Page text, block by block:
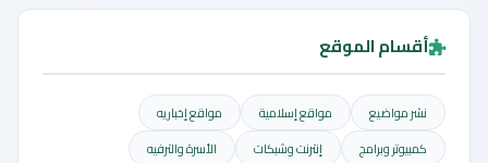
أقسام الموقع
نشر مواضيع مواقع إسلامية
مواقع إخباريه
كمبيوتر وبرامج
إنترنت وشبكات
الأسرة والترفيه